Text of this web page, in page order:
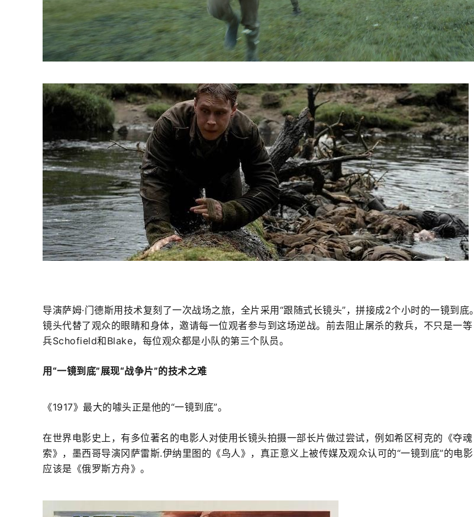
导演萨姆·门德斯用技术复刻了一次战场之旅，全片采用“跟随式长镜头”，拼接成2个小时的一镜到底。
镜头代替了观众的眼睛和身体，邀请每一位观者参与到这场逆战。前去阻止屠杀的救兵，不只是一等
兵Schofield和Blake，每位观众都是小队的第三个队员。
用“一镜到底”展现“战争片”的技术之难
《1917》最大的噱头正是他的“一镜到底”。
在世界电影史上，有多位著名的电影人对使用长镜头拍摄一部长片做过尝试，例如希区柯克的《夺魂
索》，墨西哥导演冈萨雷斯.伊纳里图的《鸟人》，真正意义上被传媒及观众认可的“一镜到底”的电影
应该是《俄罗斯方舟》。